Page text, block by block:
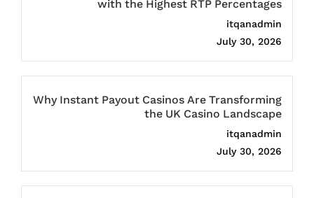
with the Highest RTP Percentages
itqanadmin
July 30, 2026
Why Instant Payout Casinos Are Transforming
the UK Casino Landscape
itqanadmin
July 30, 2026